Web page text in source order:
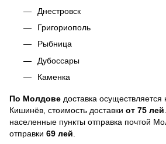
Днестровск
Григориополь
Рыбница
Дубоссары
Каменка
По Молдове доставка осуществляется
Кишинёв, стоимость доставки от 75 лей
населенные пункты отправка почтой
отправки 69 лей